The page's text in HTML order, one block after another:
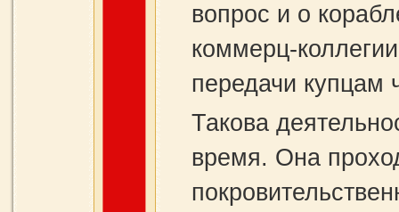
вопрос и о
коммерц-
передачи купцам
Такова
время. Она